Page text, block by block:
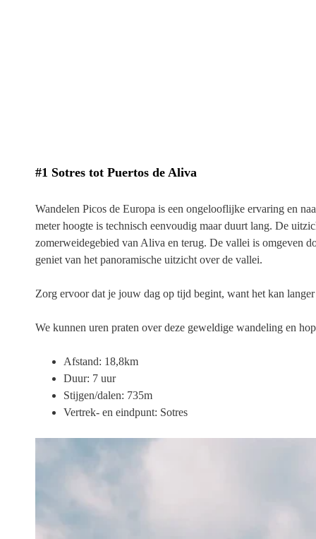
#1 Sotres tot Puertos de Aliva
Wandelen Picos de Europa is een ongelooflijke ervaring en
meter hoogte is technisch eenvoudig maar duurt lang. De
zomerweidegebied van Aliva en terug. De vallei is omgeven
geniet van het panoramische uitzicht over de vallei.
Zorg ervoor dat je jouw dag op tijd begint, want het kan
We kunnen uren praten over deze geweldige wandeling en
Afstand: 18,8km
Duur: 7 uur
Stijgen/dalen: 735m
Vertrek- en eindpunt: Sotres